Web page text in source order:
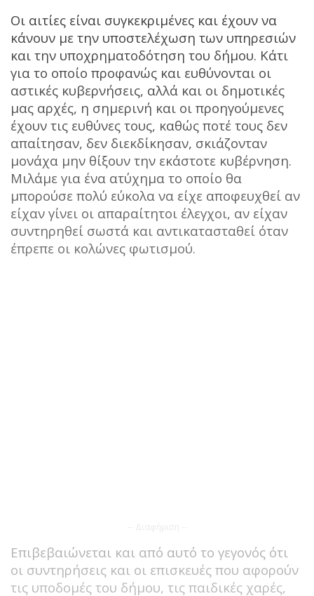
Οι αιτίες είναι συγκεκριμένες και έχουν να
κάνουν με την υποστελέχωση των υπηρεσιών
και την υποχρηματοδότηση του δήμου. Κάτι
για το οποίο προφανώς και ευθύνονται οι
αστικές κυβερνήσεις, αλλά και οι δημοτικές
μας αρχές, η σημερινή και οι προηγούμενες
έχουν τις ευθύνες τους, καθώς ποτέ τους δεν
απαίτησαν, δεν διεκδίκησαν, σκιάζονταν
μονάχα μην θίξουν την εκάστοτε κυβέρνηση.
Μιλάμε για ένα ατύχημα το οποίο θα
μπορούσε πολύ εύκολα να είχε αποφευχθεί αν
είχαν γίνει οι απαραίτητοι έλεγχοι, αν είχαν
συντηρηθεί σωστά και αντικατασταθεί όταν
έπρεπε οι κολώνες φωτισμού.
Επιβεβαιώνεται και από αυτό το γεγονός ότι
οι συντηρήσεις και οι επισκευές που αφορούν
τις υποδομές του δήμου, τις παιδικές χαρές,